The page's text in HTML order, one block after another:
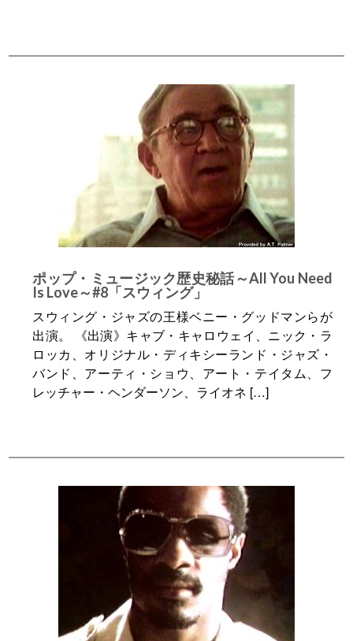
ポップ・ミュージック歴史秘話～All You Need
Is Love～#8「スウィング」
スウィング・ジャズの王様ベニー・グッドマンらが
出演。 《出演》キャブ・キャロウェイ、ニック・ラ
ロッカ、オリジナル・ディキシーランド・ジャズ・
バンド、アーティ・ショウ、アート・テイタム、フ
レッチャー・ヘンダーソン、ライオネ […]